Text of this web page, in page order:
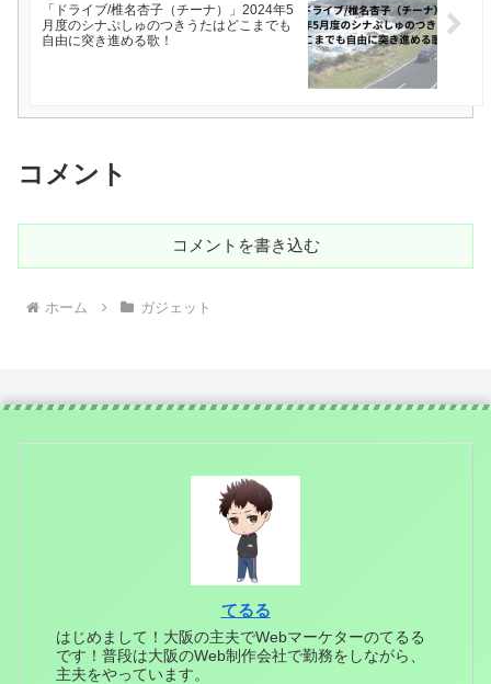
「ドライブ/椎名杏子（チーナ）」2024年5
月度のシナぷしゅのつきうたはどこまでも
自由に突き進める歌！
コメント
コメントを書き込む
ホーム ガジェット
てるる
はじめまして！大阪の主夫でWebマーケターのてるる
です！普段は大阪のWeb制作会社で勤務をしながら、
主夫をやっています。